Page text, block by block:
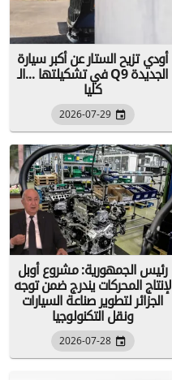
أودي تزيح الستار عن أكبر سيارة
في تشكيلتها ...الـ Q9 الجديدة
كليا
2026-07-29
رئيس الجمهورية: مشروع أوبل
لإنتاج المحركات يندرج ضمن توجه
الجزائر لتطوير صناعة السيارات
ونقل التكنولوجيا
2026-07-28